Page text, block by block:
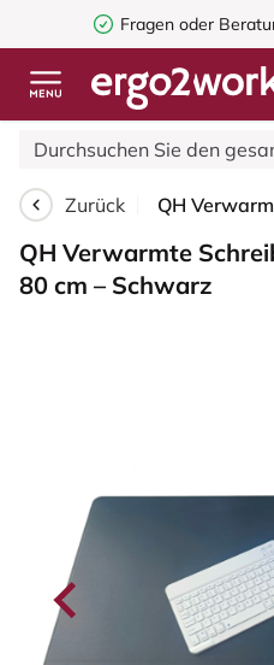
Fragen oder
Zurück
QH Verwarmte
80 cm – Schwarz